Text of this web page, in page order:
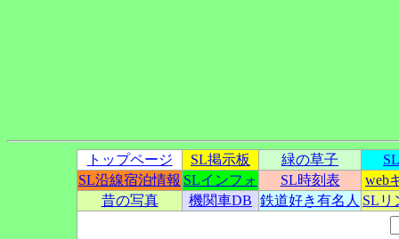
トップページ SL掲示板 緑の草子
SL沿線宿泊情報 SLインフォ SL時刻表
web
昔の写真
機関車DB 鉄道好き有名人 SLリ